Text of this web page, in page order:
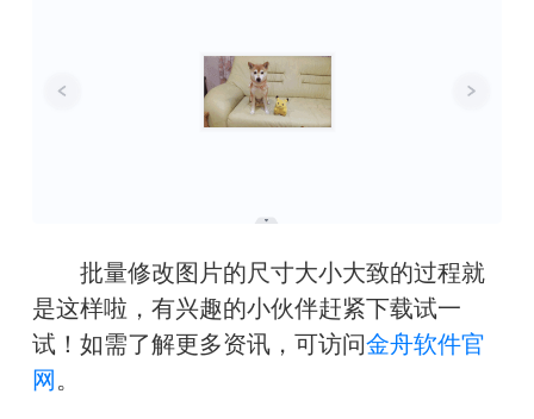
批量修改图片的尺寸大小大致的过程就
是这样啦，有兴趣的小伙伴赶紧下载试一
试！ 如需了解更多资讯，可访问金舟软件官
网 。